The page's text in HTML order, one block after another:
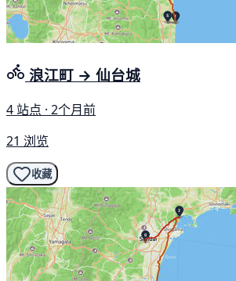
浪江町 → 仙台城
4 站点 · 2个月前
21 浏览
收藏